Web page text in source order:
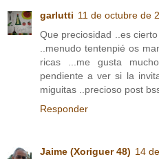
garlutti 11 de octubre de
Que preciosidad ..es
..menudo tentenpié os
ricas ...me gusta
pendiente a ver si la
miguitas ..precioso post
Responder
Jaime (Xoriguer 48) 14